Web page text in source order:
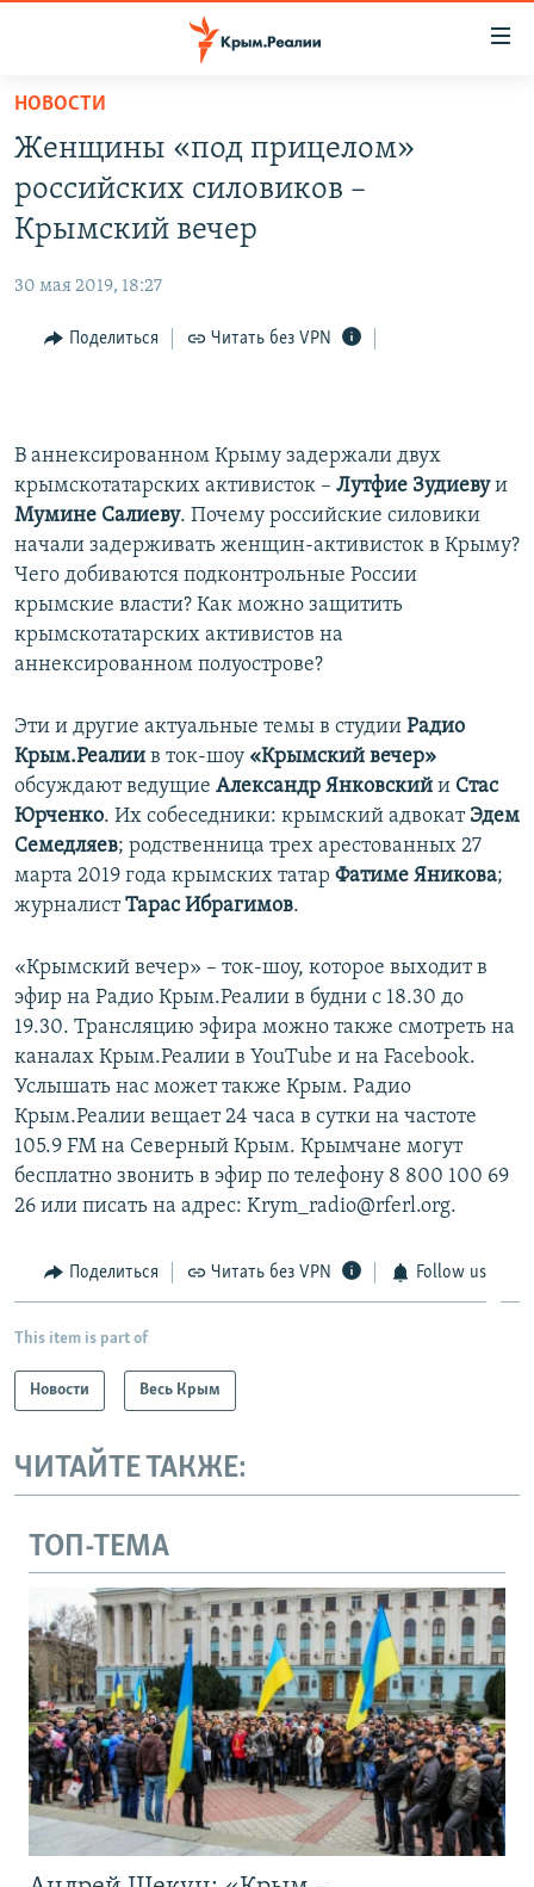
Вернуться
основному
содержанию
Вернутся
главной
Вернутся
СПЕЦПРОЕКТЫ
11 ЛЕТ ОККУПАЦИИ КРЫМА. 11 ИСТОРИЙ СОПРОТИВЛЕНИЯ
ВОДА
ЕЩЕ
ИНТЕРАКТИВ
СОВЕТЫ ПРАВОЗАЩИТНИКОВ
ПРОПАВШИЕ БЕЗ ВЕСТИ
ПОБЕДИТЕЛЕЙ НЕ СУДЯТ?
КРЫМ.НЕПОКОРЕННЫЙ
ELIFBE
РАДІО СВОБОДА
Українською
Qırımtatar
ПРИСОЕДИНЯЙТЕСЬ!
Все сайты RFE/RL
НОВОСТИ
Женщины «под прицелом»
российских силовиков –
Крымский вечер
30 мая 2019, 18:27
Поделиться Читать без VPN
В аннексированном Крыму задержали двух
крымскотатарских активисток – Лутфие Зудиевуи
Мумине Салиеву. Почему российские силовики
начали задерживать женщин-активисток в Крыму?
Чего добиваются подконтрольные России
крымские власти? Как можно защитить
крымскотатарских активистов на
аннексированном полуострове?
Эти и другие актуальные темы в студии Радио
Крым.Реалии в ток-шоу «Крымский вечер»
обсуждают ведущие Александр Янковский и Стас
Юрченко. Их собеседники: крымский адвокат Эдем
Семедляев; родственница трех арестованных 27
марта 2019 года крымских татар Фатиме Яникова;
журналистТарас Ибрагимов.
«Крымский вечер» – ток-шоу, которое выходит в
эфир на Радио Крым.Реалии в будни с 18.30 до
19.30. Трансляцию эфира можно также смотреть на
каналах Крым.Реалии в YouTube и на Facebook.
Услышать нас может также Крым. Радио
Крым.Реалии вещает 24 часа в сутки на частоте
105.9 FM на Северный Крым. Крымчане могут
бесплатно звонить в эфир по телефону 8 800 100 69
26 или писать на адрес: Krym_radio@rferl.org.
Поделиться Читать без VPN Follow us
This item is part of
Новости Весь Крым
ЧИТАЙТЕ ТАКЖЕ:
ТОП-ТЕМА